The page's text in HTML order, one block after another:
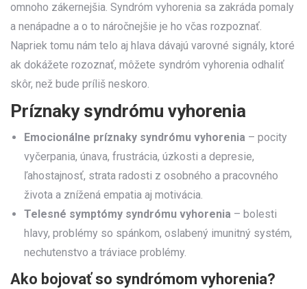
omnoho zákernejšia. Syndróm vyhorenia sa zakráda pomaly
a nenápadne a o to náročnejšie je ho včas rozpoznať.
Napriek tomu nám telo aj hlava dávajú varovné signály, ktoré
ak dokážete rozoznať, môžete syndróm vyhorenia odhaliť
skôr, než bude príliš neskoro.
Príznaky syndrómu vyhorenia
Emocionálne príznaky syndrómu vyhorenia – pocity
vyčerpania, únava, frustrácia, úzkosti a depresie,
ľahostajnosť, strata radosti z osobného a pracovného
života a znížená empatia aj motivácia.
Telesné symptómy syndrómu vyhorenia – bolesti
hlavy, problémy so spánkom, oslabený imunitný systém,
nechutenstvo a tráviace problémy.
Ako bojovať so syndrómom vyhorenia?